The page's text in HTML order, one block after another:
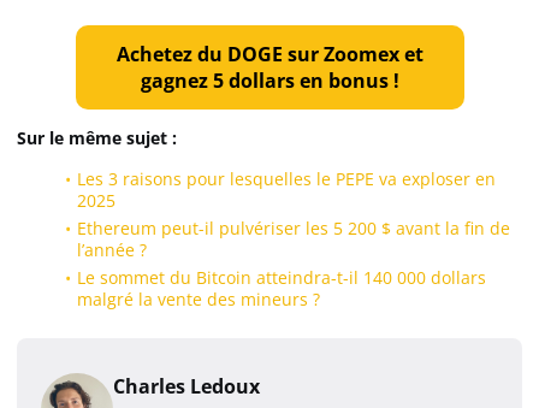
Achetez du DOGE sur Zoomex et
gagnez 5 dollars en bonus !
Sur le même sujet :
Les 3 raisons pour lesquelles le PEPE va exploser en
2025
Ethereum peut-il pulvériser les 5 200 $ avant la fin de
l’année ?
Le sommet du Bitcoin atteindra-t-il 140 000 dollars
malgré la vente des mineurs ?
Charles Ledoux